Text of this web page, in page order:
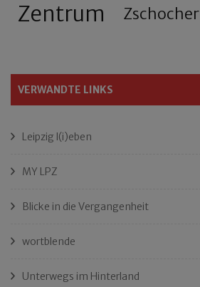
Zentrum Zschocher
VERWANDTE LINKS
Leipzig l(i)eben
MY LPZ
Blicke in die Vergangenheit
wortblende
Unterwegs im Hinterland